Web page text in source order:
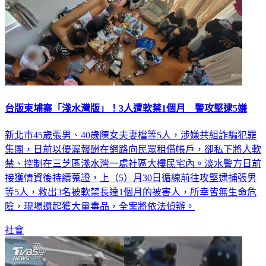
新北市45歲張男、40歲陳女夫妻檔等5人，涉嫌共組詐騙犯罪
集團，日前以優渥報酬在網路向民眾租借帳戶，卻私下將人軟
禁、控制在三芝區淺水灣一處社區大樓民宅內。淡水警方日前
接獲情資後持續蒐證，上（5）月30日循線前往攻堅逮捕張男
等5人，救出3名被軟禁長達1個月的被害人，所幸皆無生命危
社會